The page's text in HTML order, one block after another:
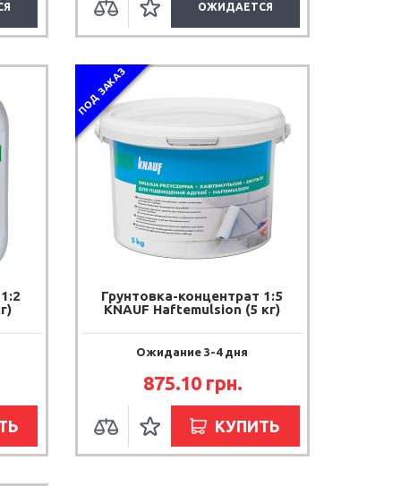
ОЖИДАЕТСЯ
ПОД ЗАКАЗ
Грунтовка-концентрат 1:5
KNAUF Haftemulsion (5 кг)
Ожидание 3-4 дня
875.10 грн.
КУПИТЬ